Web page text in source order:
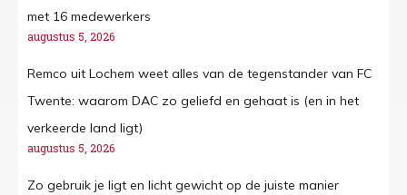
met 16 medewerkers
augustus 5, 2026
Remco uit Lochem weet alles van de tegenstander van FC
Twente: waarom DAC zo geliefd en gehaat is (en in het
verkeerde land ligt)
augustus 5, 2026
Zo gebruik je ligt en licht gewicht op de juiste manier